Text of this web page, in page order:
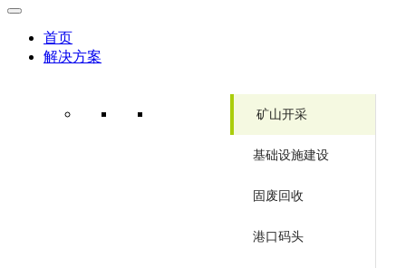
首页
解决方案
矿山开采
基础设施建设
固废回收
港口码头